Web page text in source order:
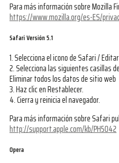
Para más información sobre Mozilla
https://www.mozilla.org/es-ES/
Safari Versión 5.1
1. Selecciona el icono de Safari /
2. Selecciona las siguientes casillas
Eliminar todos los datos de sitio web
3. Haz clic en Restablecer.
4. Cierra y reinicia el navegador.
Para más información sobre Safari
http://support.apple.com/kb/PH5042
Opera